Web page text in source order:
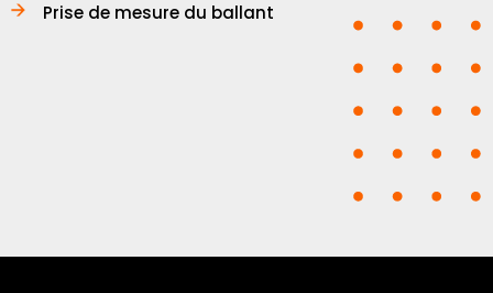
Prise de mesure du ballant